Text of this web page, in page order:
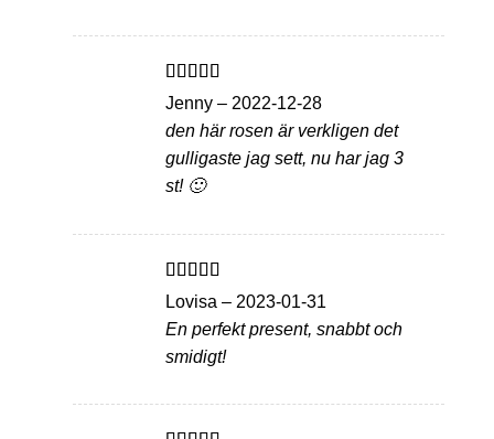
Betygsatt5
av 5
Jenny – 2022-12-28
den här rosen är verkligen det
gulligaste jag sett, nu har jag 3
st! 🙂
Betygsatt
5
av 5
Lovisa – 2023-01-31
En perfekt present, snabbt och
smidigt!